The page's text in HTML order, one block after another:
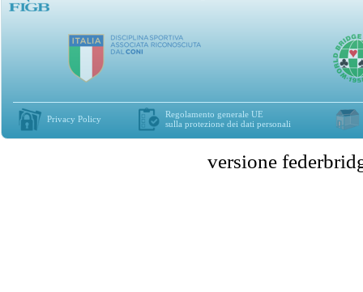
Privacy Policy
Regolamento generale UE
sulla protezione dei dati personali
versione